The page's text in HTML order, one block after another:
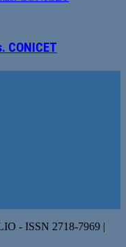
CONICET
- ISSN 2718-7969 |